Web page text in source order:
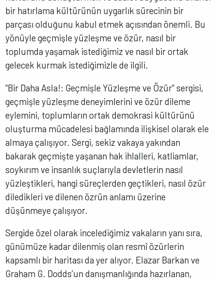
bir hatırlama kültürünün uygarlık sürecinin bir
parçası olduğunu kabul etmek açısından önemli. Bu
yönüyle geçmişle yüzleşme ve özür, nasıl bir
toplumda yaşamak istediğimiz ve nasıl bir ortak
gelecek kurmak istediğimizle de ilgili.
“Bir Daha Asla!: Geçmişle Yüzleşme ve Özür” sergisi,
geçmişle yüzleşme deneyimlerini ve özür dileme
eylemini, toplumların ortak demokrasi kültürünü
oluşturma mücadelesi bağlamında ilişkisel olarak ele
almaya çalışıyor. Sergi, sekiz vakaya yakından
bakarak geçmişte yaşanan hak ihlalleri, katliamlar,
soykırım ve insanlık suçlarıyla devletlerin nasıl
yüzleştikleri, hangi süreçlerden geçtikleri, nasıl özür
diledikleri ve dilenen özrün anlamı üzerine
düşünmeye çalışıyor.
Sergide özel olarak incelediğimiz vakaların yanı sıra,
günümüze kadar dilenmiş olan resmî özürlerin
kapsamlı bir haritası da yer alıyor. Elazar Barkan ve
Graham G. Dodds’un danışmanlığında hazırlanan,